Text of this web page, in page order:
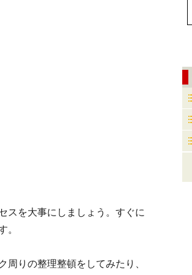
スを大事にしましょう。すぐに
。
りの整理整頓をしてみたり、